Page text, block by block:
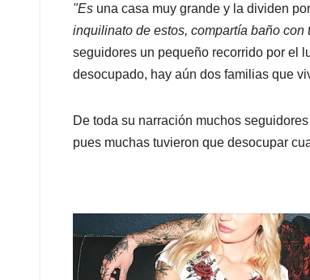
"Es una casa muy grande y la dividen
inquilinato de estos, compartía baño con
seguidores un pequeño recorrido por el
desocupado, hay aún dos familias que
De toda su narración muchos
pues muchas tuvieron que desocupar